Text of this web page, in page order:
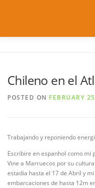
MY ACCOUNT
Chileno en el
POSTED ON FEBRUARY
Trabajando y reponiendo
Escribire en espanhol como
Vine a Marruecos por su
estadia hasta el 17 de Abril y
embarcaciones de hasta 12m